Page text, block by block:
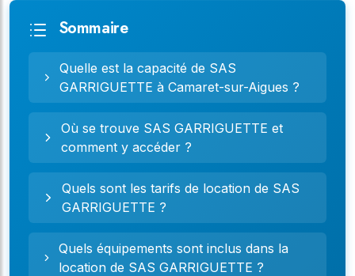
Sommaire
Quelle est la capacité de SAS
GARRIGUETTE à Camaret-sur-Aigues ?
Où se trouve SAS GARRIGUETTE et
comment y accéder ?
Quels sont les tarifs de location de SAS
GARRIGUETTE ?
Quels équipements sont inclus dans la
location de SAS GARRIGUETTE ?